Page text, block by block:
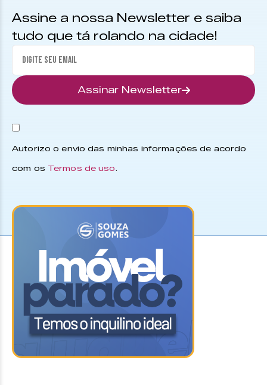
Assine a nossa Newsletter e saiba
tudo que tá rolando na cidade!
Assinar Newsletter
Autorizo o envio das minhas informações de acordo
com os Termos de uso.